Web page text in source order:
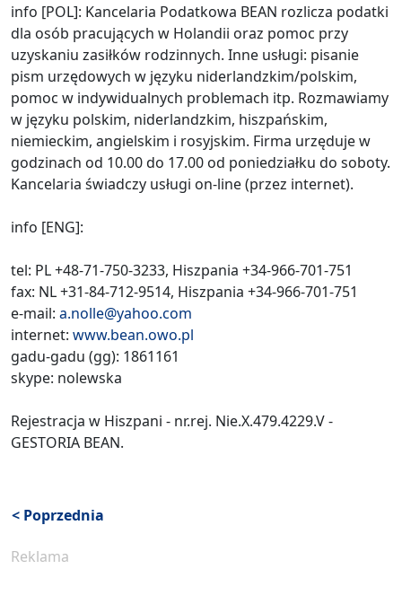
info [POL]: Kancelaria Podatkowa BEAN rozlicza podatki
dla osób pracujących w Holandii oraz pomoc przy
uzyskaniu zasiłków rodzinnych. Inne usługi: pisanie
pism urzędowych w języku niderlandzkim/polskim,
pomoc w indywidualnych problemach itp. Rozmawiamy
w języku polskim, niderlandzkim, hiszpańskim,
niemieckim, angielskim i rosyjskim. Firma urzęduje w
godzinach od 10.00 do 17.00 od poniedziałku do soboty.
Kancelaria świadczy usługi on-line (przez internet).
info [ENG]:
tel: PL +48-71-750-3233, Hiszpania +34-966-701-751
fax: NL +31-84-712-9514, Hiszpania +34-966-701-751
e-mail: a.nolle@yahoo.com
internet: www.bean.owo.pl
gadu-gadu (gg): 1861161
skype: nolewska
Rejestracja w Hiszpani - nr.rej. Nie.X.479.4229.V -
GESTORIA BEAN.
< Poprzednia
Reklama